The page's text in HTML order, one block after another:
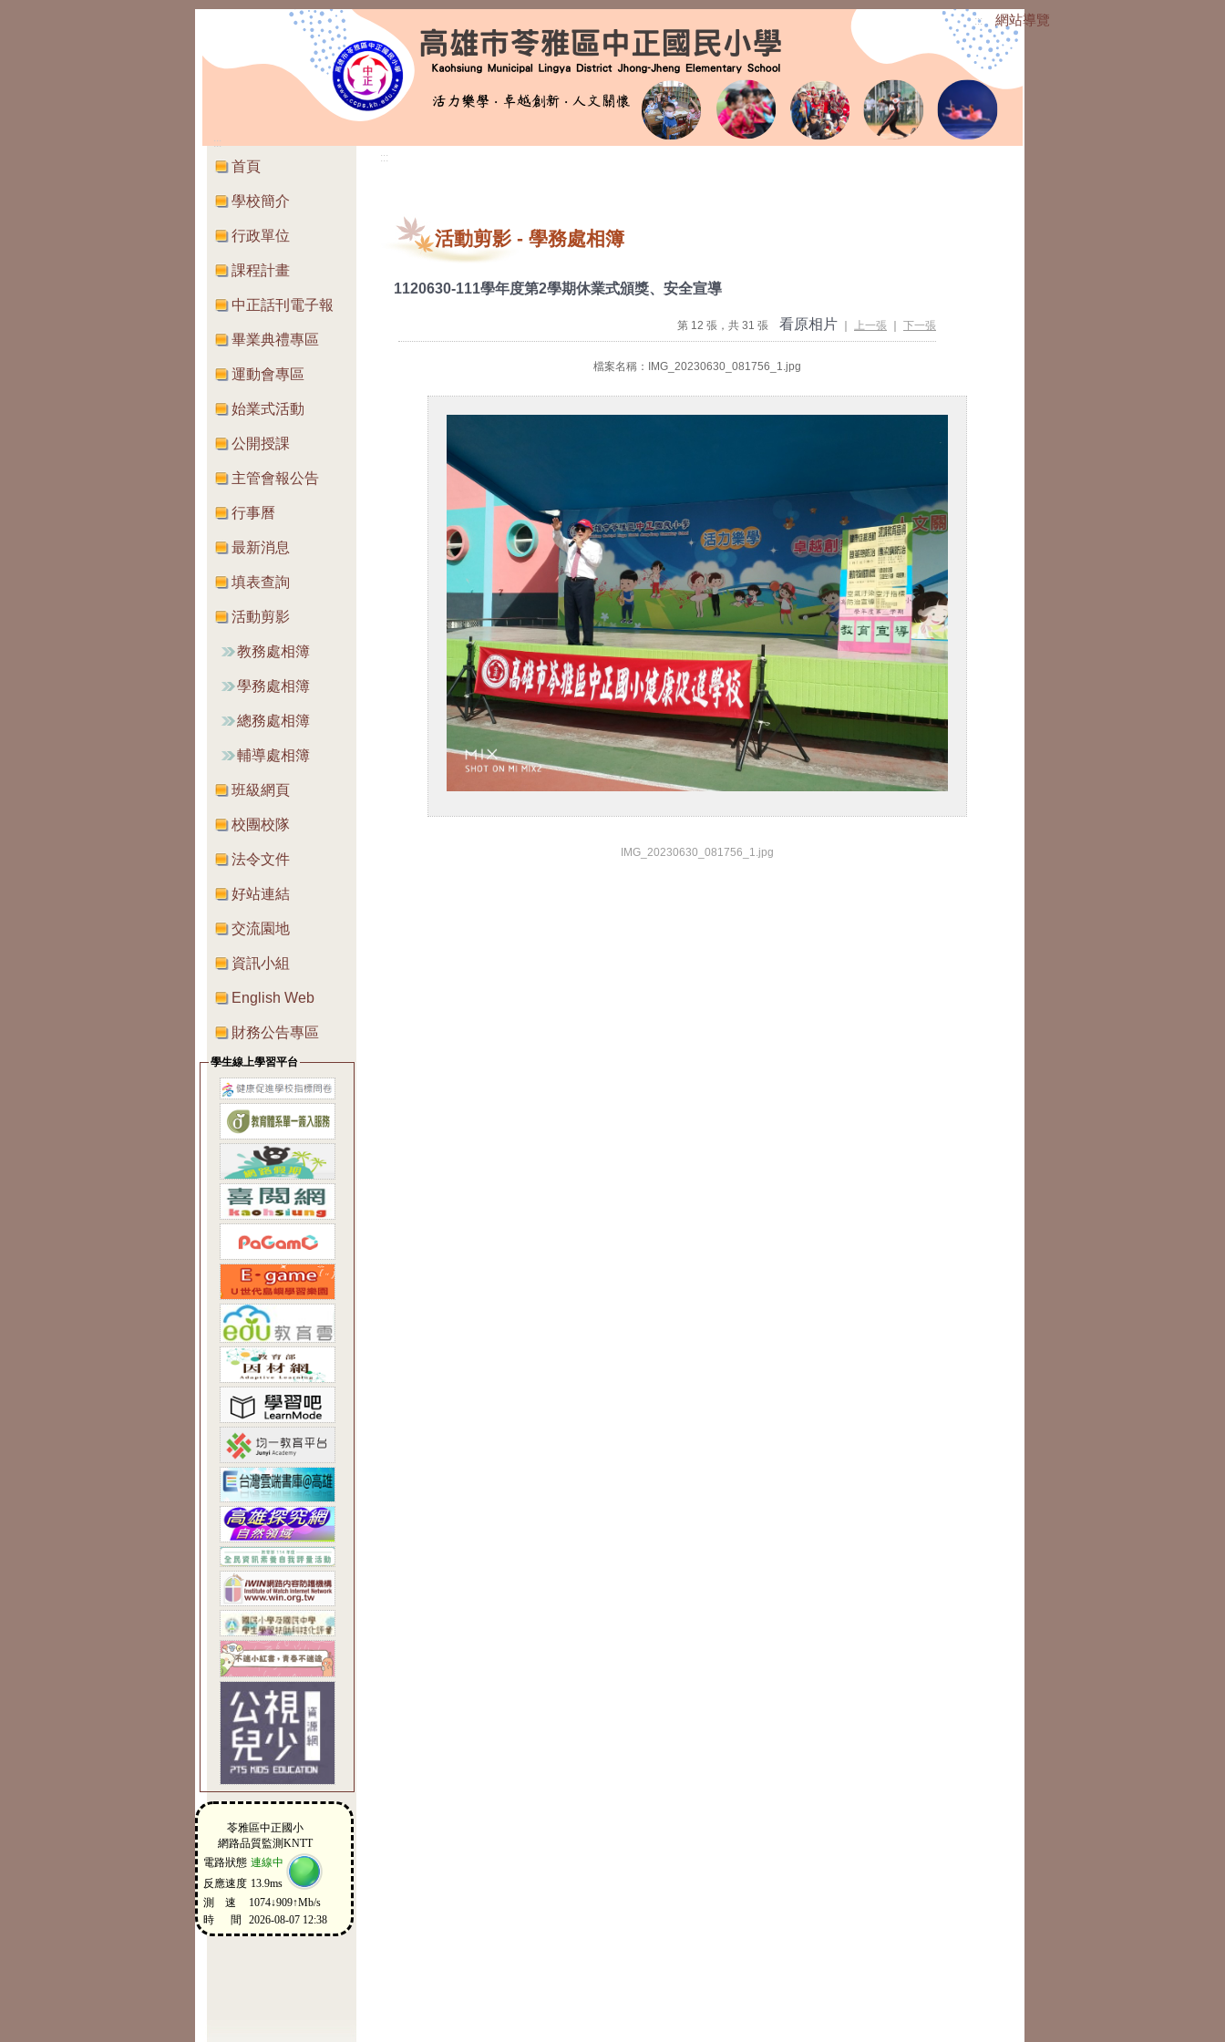
::: 網站導覽
:::
首頁
學校簡介
行政單位
課程計畫
中正話刊電子報
畢業典禮專區
運動會專區
始業式活動
公開授課
主管會報公告
行事曆
最新消息
填表查詢
活動剪影
教務處相簿
學務處相簿
總務處相簿
輔導處相簿
班級網頁
校團校隊
法令文件
好站連結
交流園地
資訊小組
English Web
財務公告專區
學生線上學習平台
:::
活動剪影 - 學務處相簿
1120630-111學年度第2學期休業式頒獎、安全宣導
第 12 張，共 31 張 看原相片 上一張 下一張
檔案名稱：IMG_20230630_081756_1.jpg
IMG_20230630_081756_1.jpg